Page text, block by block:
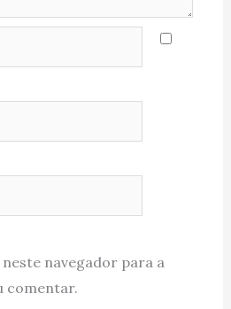
neste navegador para a
comentar.